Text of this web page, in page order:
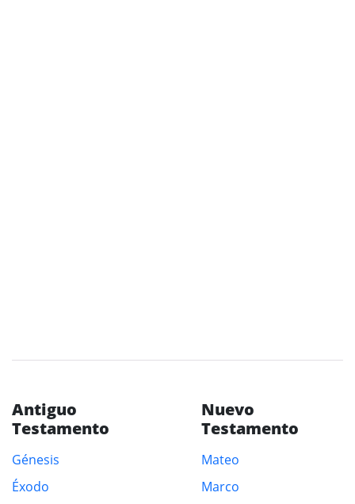
Antiguo
Testamento
Génesis
Éxodo
Nuevo
Testamento
Mateo
Marco